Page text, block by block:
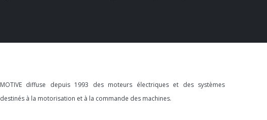
MOTIVE diffuse depuis 1993 des moteurs électriques et des systèmes
destinés à la motorisation et à la commande des machines.